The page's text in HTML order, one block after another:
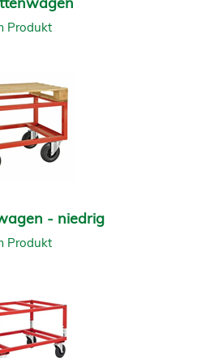
Produkt
- niedrig
Produkt